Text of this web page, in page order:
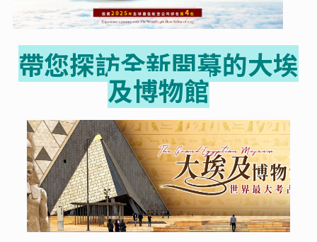
帶您探訪全新開幕的大埃
及博物館